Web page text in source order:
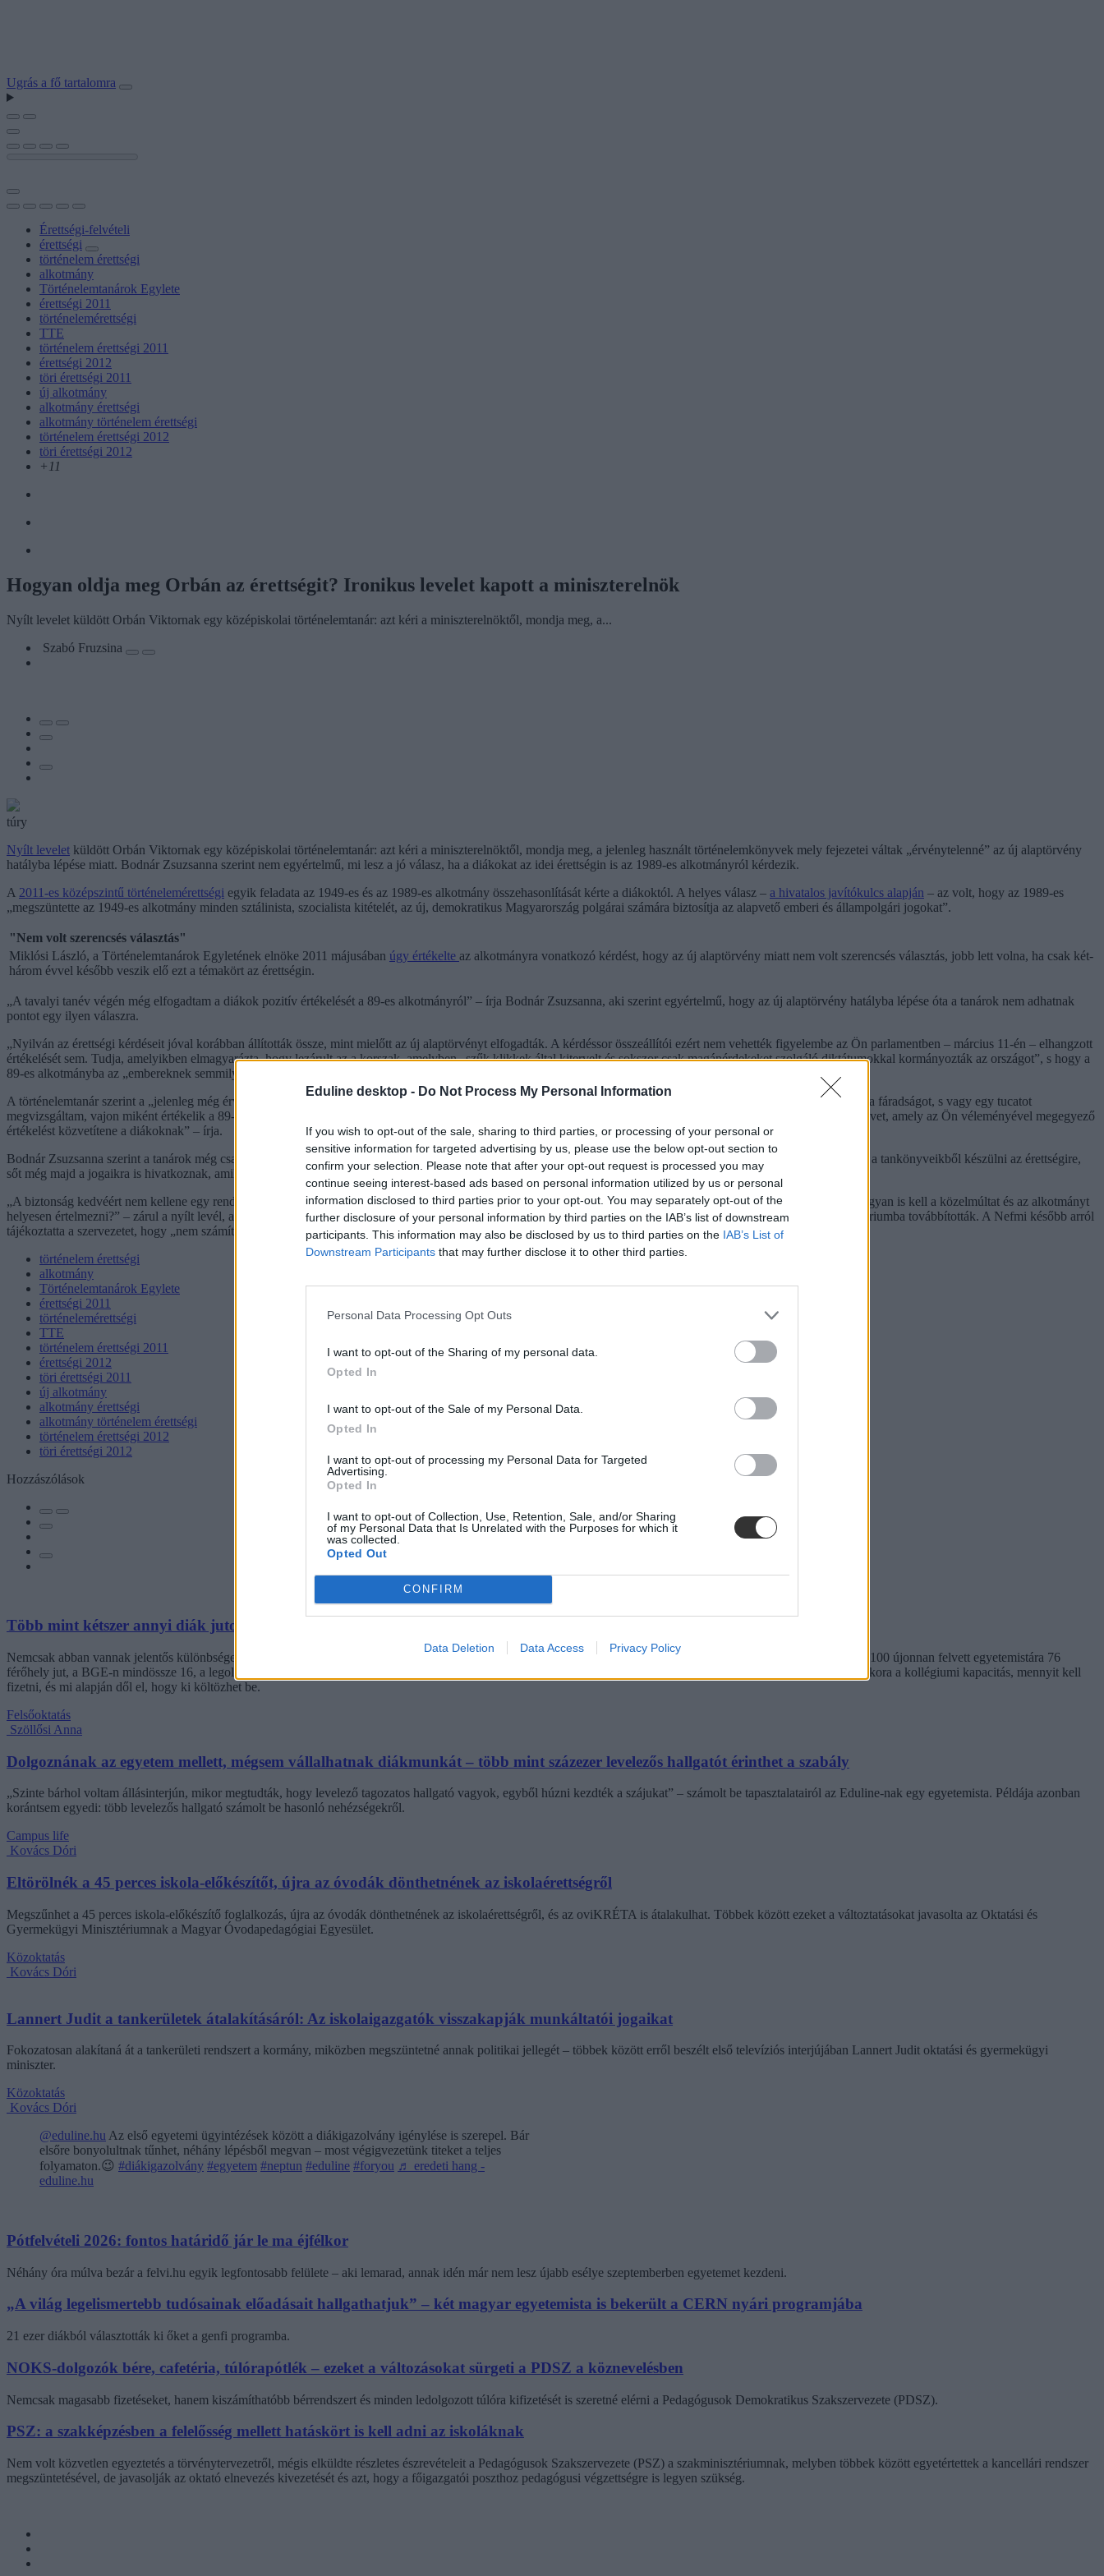
Eduline desktop - Do Not Process My Personal Information
If you wish to opt-out of the sale, sharing to third parties, or processing of your personal or
sensitive information for targeted advertising by us, please use the below opt-out section to
confirm your selection. Please note that after your opt-out request is processed you may
continue seeing interest-based ads based on personal information utilized by us or personal
information disclosed to third parties prior to your opt-out. You may separately opt-out of the
further disclosure of your personal information by third parties on the IAB’s list of downstream
participants. This information may also be disclosed by us to third parties on the IAB’s List of
Downstream Participants that may further disclose it to other third parties.
Personal Data Processing Opt Outs
I want to opt-out of the Sharing of my personal data.
Opted In
I want to opt-out of the Sale of my Personal Data.
Opted In
I want to opt-out of processing my Personal Data for Targeted
Advertising.
Opted In
I want to opt-out of Collection, Use, Retention, Sale, and/or Sharing
of my Personal Data that Is Unrelated with the Purposes for which it
was collected.
Opted Out
CONFIRM
Data Deletion Data Access Privacy Policy
Ugrás a fő tartalomra
Érettségi-felvételi
érettségi
történelem érettségi
alkotmány
Történelemtanárok Egylete
érettségi 2011
történelemérettségi
TTE
történelem érettségi 2011
érettségi 2012
töri érettségi 2011
új alkotmány
alkotmány érettségi
alkotmány történelem érettségi
történelem érettségi 2012
töri érettségi 2012
+11
Hogyan oldja meg Orbán az érettségit? Ironikus levelet kapott a miniszterelnök
Nyílt levelet küldött Orbán Viktornak egy középiskolai történelemtanár: azt kéri a miniszterelnöktől, mondja meg, a...
Szabó Fruzsina
túry
Nyílt levelet küldött Orbán Viktornak egy középiskolai történelemtanár: azt kéri a miniszterelnöktől, mondja meg, a jelenleg használt történelemkönyvek mely fejezetei váltak „érvénytelenné” az új alaptörvény
hatályba lépése miatt. Bodnár Zsuzsanna szerint nem egyértelmű, mi lesz a jó válasz, ha a diákokat az idei érettségin is az 1989-es alkotmányról kérdezik.
A 2011-es középszintű történelemérettségi egyik feladata az 1949-es és az 1989-es alkotmány összehasonlítását kérte a diákoktól. A helyes válasz – a hivatalos javítókulcs alapján – az volt, hogy az 1989-es
„megszüntette az 1949-es alkotmány minden sztálinista, szocialista kitételét, az új, demokratikus Magyarország polgárai számára biztosítja az alapvető emberi és állampolgári jogokat”.
"Nem volt szerencsés választás"
Miklósi László, a Történelemtanárok Egyletének elnöke 2011 májusában úgy értékelte az alkotmányra vonatkozó kérdést, hogy az új alaptörvény miatt nem volt szerencsés választás, jobb lett volna, ha csak két-
három évvel később veszik elő ezt a témakört az érettségin.
„A tavalyi tanév végén még elfogadtam a diákok pozitív értékelését a 89-es alkotmányról” – írja Bodnár Zsuzsanna, aki szerint egyértelmű, hogy az új alaptörvény hatályba lépése óta a tanárok nem adhatnak
pontot egy ilyen válaszra.
„Nyilván az érettségi kérdéseit jóval korábban állították össze, mint mielőtt az új alaptörvényt elfogadták. A kérdéssor összeállítói ezért nem vehették figyelembe az Ön parlamentben – március 11-én – elhangzott
értékelését sem. Tudja, amelyikben elmagyarázta, hogy lezárult az a korszak, amelyben „szűk klikkek által kitervelt és sokszor csak magánérdekeket szolgáló diktátumokkal kormányozták az országot”, s hogy a
89-es alkotmányba az „embereknek semmilyen beleszólásuk nem volt.” S hogy a 2011-es alkotmány végre valóban demokratikus lesz” – áll a levélben.
A történelemtanár szerint a „jelenleg még érvényben lévő” tankönyvek, érettségire felkészítő feladatgyűjtemények nem a "hivatalos álláspontot" tartalmazzák. „Vettem a fáradságot, s vagy egy tucatot
megvizsgáltam, vajon miként értékelik a 89-es eseményeket, az alkotmány létrejöttének körülményeit. Nos, azt kell mondjam, nem találtam olyan középiskolai tankönyvet, amely az Ön véleményével megegyező
értékelést közvetítene a diákoknak” – írja.
Bodnár Zsuzsanna szerint a tanárok még csak-csak felismerik, mit kérdezhetnek a diákoktól, de a diákok - teszi hozzá ironikusan - „képesek lesznek meggondolatlanul a tankönyveikből készülni az érettségire,
sőt még majd a jogaikra is hivatkoznak, amikor pontot vesztenek az elfogadhatatlan válaszok miatt”.
„A biztonság kedvéért nem kellene egy rendkívüli kormányrendeletben is értesíteni a diákokat és a tanárokat, hogy a tankönyvek mely részei váltak meghaladottá, s hogyan is kell a közelmúltat és az alkotmányt
helyesen értelmezni?” – zárul a nyílt levél, amelyet a Történelemtanárok Egylete először a miniszterelnök titkárságának küldött el, onnan azonban az erőforrás-minisztériumba továbbították. A Nefmi később arról
tájékoztatta a szervezetet, hogy „nem számíthatnak a reagálásukra”.
történelem érettségi
alkotmány
Történelemtanárok Egylete
érettségi 2011
történelemérettségi
TTE
történelem érettségi 2011
érettségi 2012
töri érettségi 2011
új alkotmány
alkotmány érettségi
alkotmány történelem érettségi
történelem érettségi 2012
töri érettségi 2012
Hozzászólások
Több mint kétszer annyi diák jutott be a felsőoktatásba, mint ahány kollégiumi férőhely összesen van
Nemcsak abban vannak jelentős különbségek az egyetemek között, hogy hány kollégiumi férőhely jut a hallgatókra, a térítési díj összege sem egységes. Míg a BME-n 100 újonnan felvett egyetemistára 76
férőhely jut, a BGE-n mindössze 16, a legolcsóbb havi kollégiumi díjak pedig 9300 és 25 500 forint között mozognak a vizsgált intézményekben. Megnéztük, hol mekkora a kollégiumi kapacitás, mennyit kell
fizetni, és mi alapján dől el, hogy ki költözhet be.
Felsőoktatás
Szöllősi Anna
Dolgoznának az egyetem mellett, mégsem vállalhatnak diákmunkát – több mint százezer levelezős hallgatót érinthet a szabály
„Szinte bárhol voltam állásinterjún, mikor megtudták, hogy levelező tagozatos hallgató vagyok, egyből húzni kezdték a szájukat” – számolt be tapasztalatairól az Eduline-nak egy egyetemista. Példája azonban
korántsem egyedi: több levelezős hallgató számolt be hasonló nehézségekről.
Campus life
Kovács Dóri
Eltörölnék a 45 perces iskola-előkészítőt, újra az óvodák dönthetnének az iskolaérettségről
Megszűnhet a 45 perces iskola-előkészítő foglalkozás, újra az óvodák dönthetnének az iskolaérettségről, és az oviKRÉTA is átalakulhat. Többek között ezeket a változtatásokat javasolta az Oktatási és
Gyermekügyi Minisztériumnak a Magyar Óvodapedagógiai Egyesület.
Közoktatás
Kovács Dóri
Lannert Judit a tankerületek átalakításáról: Az iskolaigazgatók visszakapják munkáltatói jogaikat
Fokozatosan alakítaná át a tankerületi rendszert a kormány, miközben megszüntetné annak politikai jellegét – többek között erről beszélt első televíziós interjújában Lannert Judit oktatási és gyermekügyi
miniszter.
Közoktatás
Kovács Dóri
@eduline.hu Az első egyetemi ügyintézések között a diákigazolvány igénylése is szerepel. Bár
elsőre bonyolultnak tűnhet, néhány lépésből megvan – most végigvezetünk titeket a teljes
folyamaton.😉 #diákigazolvány #egyetem #neptun #eduline #foryou ♬ eredeti hang -
eduline.hu
Pótfelvételi 2026: fontos határidő jár le ma éjfélkor
Néhány óra múlva bezár a felvi.hu egyik legfontosabb felülete – aki lemarad, annak idén már nem lesz újabb esélye szeptemberben egyetemet kezdeni.
„A világ legelismertebb tudósainak előadásait hallgathatjuk” – két magyar egyetemista is bekerült a CERN nyári programjába
21 ezer diákból választották ki őket a genfi programba.
NOKS-dolgozók bére, cafetéria, túlórapótlék – ezeket a változásokat sürgeti a PDSZ a köznevelésben
Nemcsak magasabb fizetéseket, hanem kiszámíthatóbb bérrendszert és minden ledolgozott túlóra kifizetését is szeretné elérni a Pedagógusok Demokratikus Szakszervezete (PDSZ).
PSZ: a szakképzésben a felelősség mellett hatáskört is kell adni az iskoláknak
Nem volt közvetlen egyeztetés a törvénytervezetről, mégis elküldte részletes észrevételeit a Pedagógusok Szakszervezete (PSZ) a szakminisztériumnak, melyben többek között egyetértettek a kancellári rendszer
megszüntetésével, de javasolják az oktató elnevezés kivezetését és azt, hogy a főigazgatói poszthoz pedagógusi végzettségre is legyen szükség.